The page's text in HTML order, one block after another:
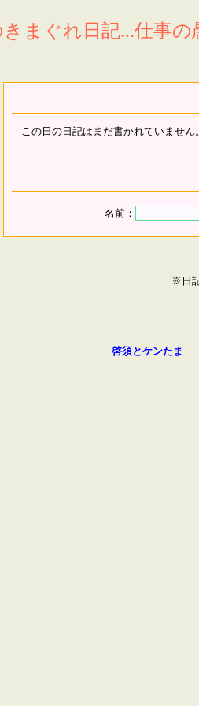
まぐれ日記...仕事の
この日の日記はまだ書かれていません。
名前：
※日
啓須とケンたま